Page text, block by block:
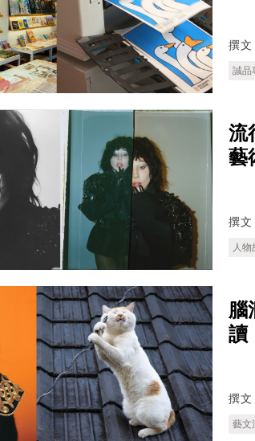
撰文
誠品
流
藝
撰文
人物
腦
讀
撰文
藝文